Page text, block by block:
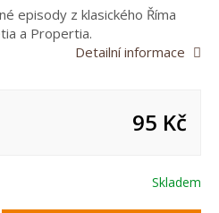
episody z klasického Říma
a Propertia.
Detailní informace
95 Kč
Skladem